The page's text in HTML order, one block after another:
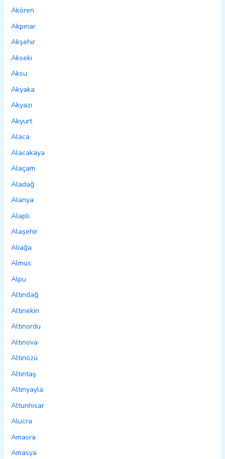
Akören
Akpınar
Akşehir
Akseki
Aksu
Akyaka
Akyazı
Akyurt
Alaca
Alacakaya
Alaçam
Aladağ
Alanya
Alaplı
Alaşehir
Aliağa
Almus
Alpu
Altındağ
Altınekin
Altınordu
Altınova
Altınözü
Altıntaş
Altınyayla
Altunhisar
Alucra
Amasra
Amasya